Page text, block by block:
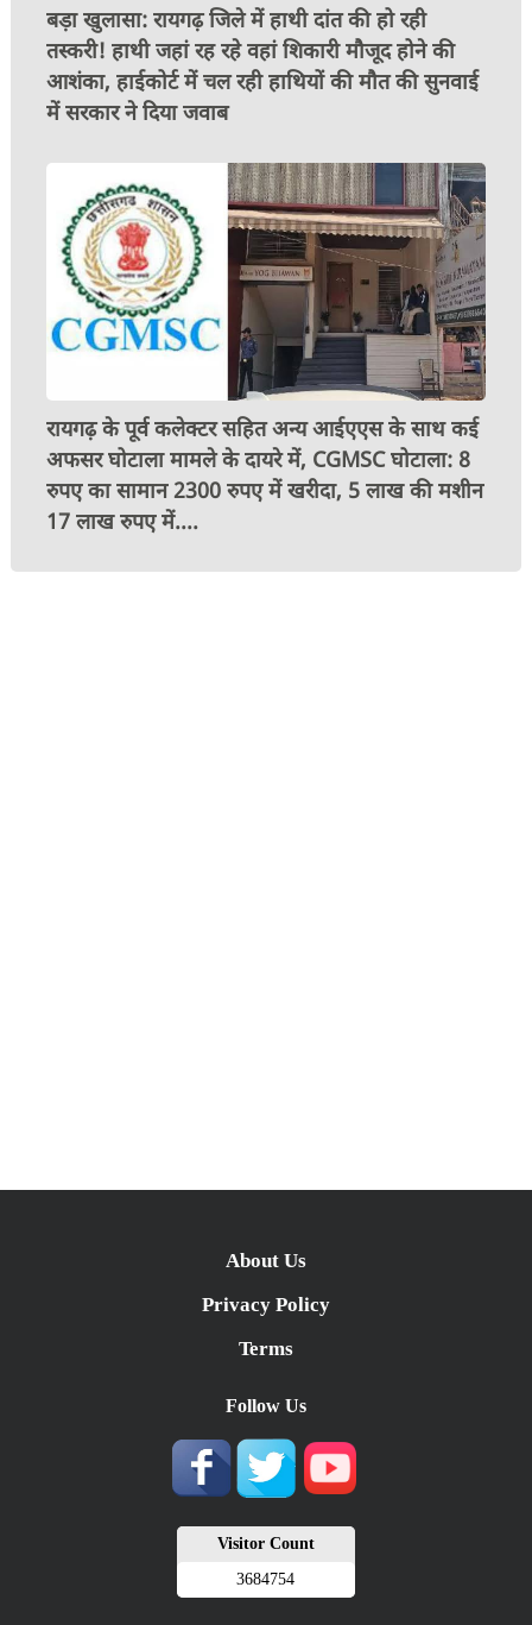
बड़ा खुलासा: रायगढ़ जिले में हाथी दांत की हो रही
तस्करी! हाथी जहां रह रहे वहां शिकारी मौजूद होने की
आशंका, हाईकोर्ट में चल रही हाथियों की मौत की सुनवाई
में सरकार ने दिया जवाब
रायगढ़ के पूर्व कलेक्टर सहित अन्य आईएएस के साथ कई
अफसर घोटाला मामले के दायरे में, CGMSC घोटाला: 8
रुपए का सामान 2300 रुपए में खरीदा, 5 लाख की मशीन
17 लाख रुपए में....
About Us
Privacy Policy
Terms
Follow Us
Visitor Count
3684754